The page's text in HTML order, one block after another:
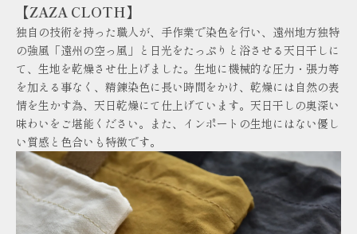
【ZAZA CLOTH】
独自の技術を持った職人が、手作業で染色を行い、遠州地方独特
の強風「遠州の空っ風」と日光をたっぷりと浴させる天日干しに
て、生地を乾燥させ仕上げました。生地に機械的な圧力・張力等
を加える事なく、精錬染色に長い時間をかけ、乾燥には自然の表
情を生かす為、天日乾燥にて仕上げています。天日干しの奥深い
味わいをご堪能ください。また、インポートの生地にはない優し
い質感と色合いも特徴です。